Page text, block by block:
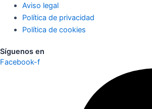
Aviso legal
Política de privacidad
Política de cookies
Síguenos en
Facebook-f